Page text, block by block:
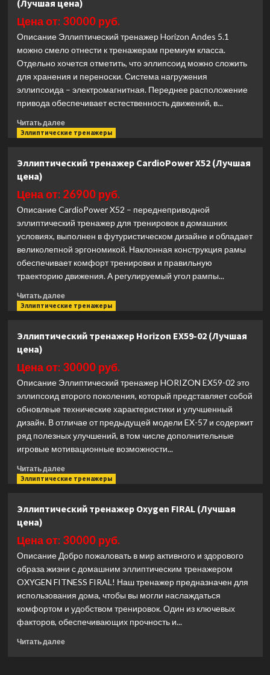
Oxide
Fitness
E3S
коммерческий
(Лучшая
цена)
(Лучшая цена)
Цена от: 30000 руб.
Описание Эллиптический тренажер Horizon Andes 5.1
можно смело отнести к тренажерам премиум класса.
Отдельно хочется отметить, что эллипсоид можно сложить
для хранения и переноски. Система нагружения
эллипсоида – электромагнитная. Переднее расположение
привода обеспечивает естественность движений, в...
Читать далееПрочитать
больше
тренажер
ANDES
5.1
(Лучшая
цена)
Эллиптические тренажеры
Эллиптический тренажер CardioPower X52 (Лучшая
цена)
Цена от: 26900 руб.
Описание CardioPower X52 – переднеприводной
эллиптический тренажер для тренировок в домашних
условиях, выполнен в футуристическом дизайне и обладает
великолепной эргономикой. Наклонная конструкция рамы
обеспечивает комфорт тренировки и правильную
траекторию движения. А регулируемый угол рампы...
Читать далееПрочитать
больше
тренажер
X52
(Лучшая
цена)
Эллиптические тренажеры
Эллиптический тренажер Horizon EX59-02 (Лучшая
цена)
Цена от: 30000 руб.
Описание Эллиптический тренажер HORIZON EX59-02 это
эллипсоид второго поколения, который представляет собой
обновлеые технические характеристики и улучшенный
дизайн. В отличае от предыдущей модели EX-57 и содержит
ряд полезных улучшений, в том числе дополнительные
игровые мотивационные возможности...
Читать далееПрочитать
больше
тренажер
EX59-
02
(Лучшая
цена)
Эллиптические тренажеры
Эллиптический тренажер Oxygen FIRAL (Лучшая
цена)
Цена от: 30000 руб.
Описание Добро пожаловать в мир активного и здорового
образа жизни с домашним эллиптическим тренажером
OXYGEN FITNESS FIRAL! Наш тренажер предназначен для
использования дома, чтобы вы могли наслаждаться
комфортом и удобством тренировок. Один из ключевых
факторов, обеспечивающих прочность и...
Читать далееПрочитать